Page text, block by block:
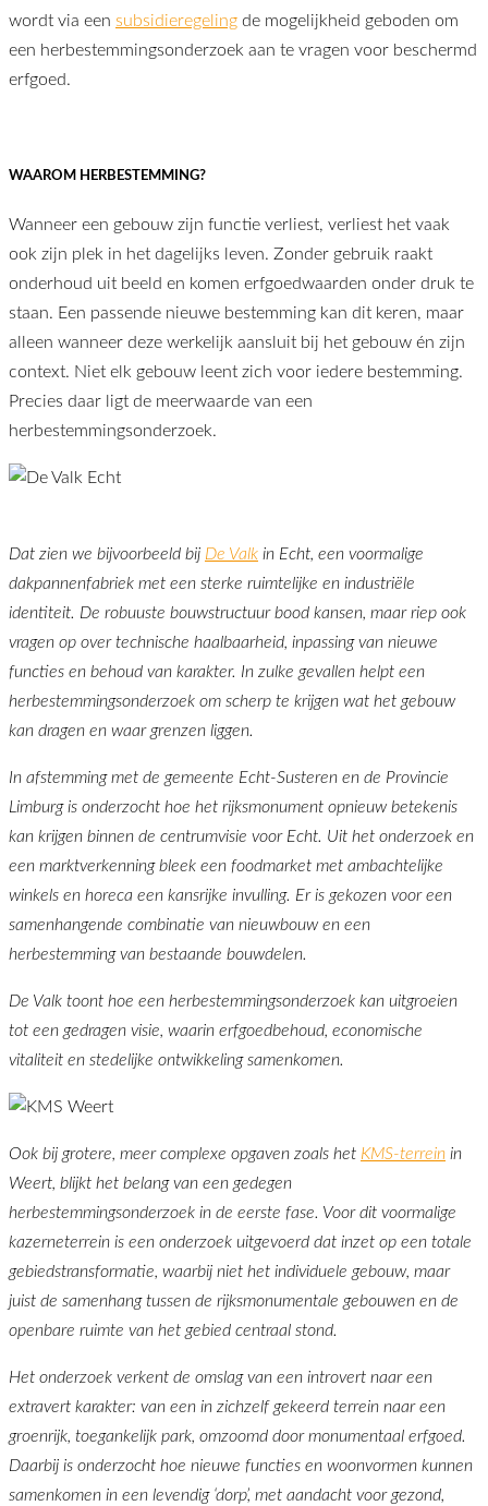
wordt via een subsidieregeling de mogelijkheid geboden om
een herbestemmingsonderzoek aan te vragen voor beschermd
erfgoed.
WAAROM HERBESTEMMING?
Wanneer een gebouw zijn functie verliest, verliest het vaak
ook zijn plek in het dagelijks leven. Zonder gebruik raakt
onderhoud uit beeld en komen erfgoedwaarden onder druk te
staan. Een passende nieuwe bestemming kan dit keren, maar
alleen wanneer deze werkelijk aansluit bij het gebouw én zijn
context. Niet elk gebouw leent zich voor iedere bestemming.
Precies daar ligt de meerwaarde van een
herbestemmingsonderzoek.
Dat zien we bijvoorbeeld bij De Valk in Echt, een voormalige
dakpannenfabriek met een sterke ruimtelijke en industriële
identiteit. De robuuste bouwstructuur bood kansen, maar riep ook
vragen op over technische haalbaarheid, inpassing van nieuwe
functies en behoud van karakter. In zulke gevallen helpt een
herbestemmingsonderzoek om scherp te krijgen wat het gebouw
kan dragen en waar grenzen liggen.
In afstemming met de gemeente Echt‑Susteren en de Provincie
Limburg is onderzocht hoe het rijksmonument opnieuw betekenis
kan krijgen binnen de centrumvisie voor Echt. Uit het onderzoek en
een marktverkenning bleek een foodmarket met ambachtelijke
winkels en horeca een kansrijke invulling. Er is gekozen voor een
samenhangende combinatie van nieuwbouw en een
herbestemming van bestaande bouwdelen.
De Valk toont hoe een herbestemmingsonderzoek kan uitgroeien
tot een gedragen visie, waarin erfgoedbehoud, economische
vitaliteit en stedelijke ontwikkeling samenkomen.
Ook bij grotere, meer complexe opgaven zoals het KMS-terrein in
Weert, blijkt het belang van een gedegen
herbestemmingsonderzoek in de eerste fase. Voor dit voormalige
kazerneterrein is een onderzoek uitgevoerd dat inzet op een totale
gebiedstransformatie, waarbij niet het individuele gebouw, maar
juist de samenhang tussen de rijksmonumentale gebouwen en de
openbare ruimte van het gebied centraal stond.
Het onderzoek verkent de omslag van een introvert naar een
extravert karakter: van een in zichzelf gekeerd terrein naar een
groenrijk, toegankelijk park, omzoomd door monumentaal erfgoed.
Daarbij is onderzocht hoe nieuwe functies en woonvormen kunnen
samenkomen in een levendig ‘dorp’, met aandacht voor gezond,